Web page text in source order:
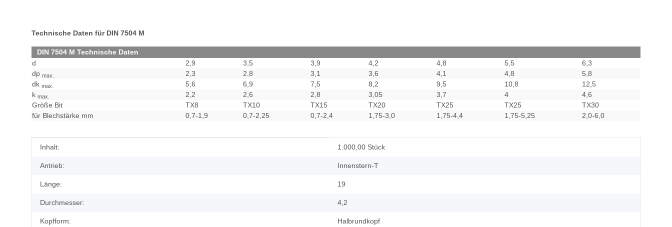
Technische Daten für DIN 7504 M
DIN 7504 M Technische Daten
d
2,9 3,5 3,9 4,2 4,8 5,5
6,3
dp max. 2,3 2,8 3,1 3,6 4,1 4,8
5,8
dk max. 5,6 6,9 7,5 8,2 9,5 10,8
12,5
k max. 2,2 2,6 2,8 3,05 3,7 4
4,6
Größe Bit
TX8 TX10 TX15 TX20 TX25 TX25
TX30
für Blechstärke mm
0,7-1,9 0,7-2,25 0,7-2,4 1,75-3,0 1,75-4,4 1,75-5,25 2,0-6,0
Produkteigenschaft
Wert
Inhalt: 1.000,00 Stück
Antrieb: Innenstern-T
Länge: 19
Durchmesser: 4,2
Kopfform: Halbrundkopf